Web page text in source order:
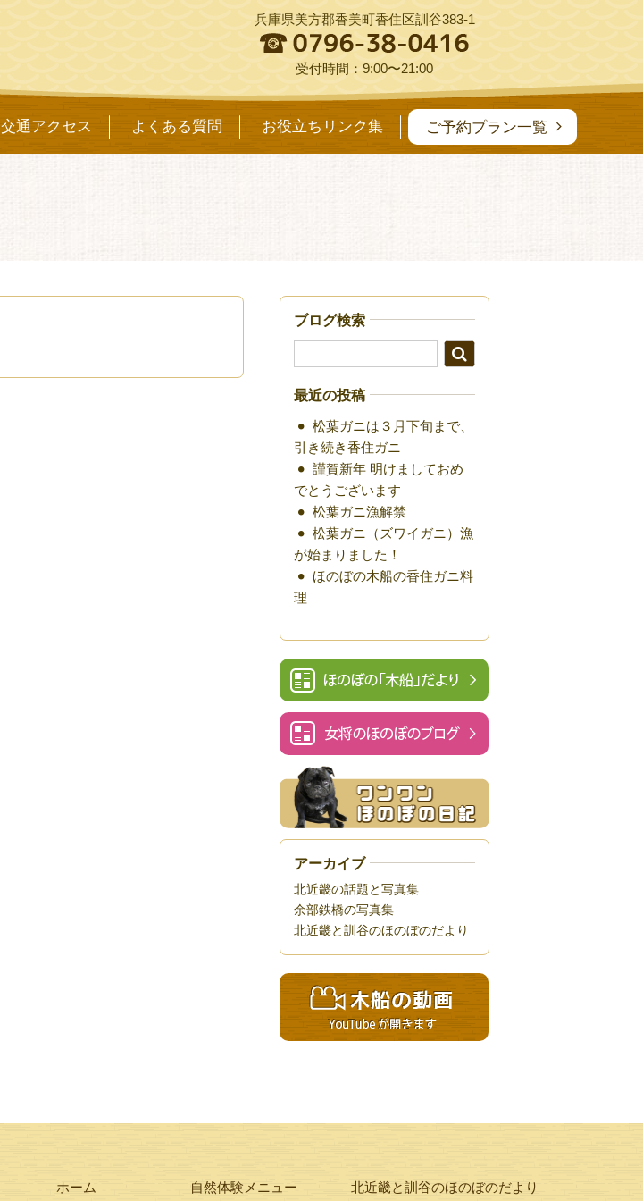
兵庫県美方郡香美町香住区訓谷383-1
受付時間：9:00〜21:00
交通アクセス よくある質問 お役立ちリンク集 ご予約プラン一覧
ブログ検索
最近の投稿
松葉ガニは３月下旬まで、
引き続き香住ガニ
謹賀新年 明けましておめ
でとうございます
松葉ガニ漁解禁
松葉ガニ（ズワイガニ）漁
が始まりました！
ほのぼの木船の香住ガニ料
理
アーカイブ
北近畿の話題と写真集
余部鉄橋の写真集
北近畿と訓谷のほのぼのだより
ホーム 自然体験メニュー 北近畿と訓谷のほのぼのだより